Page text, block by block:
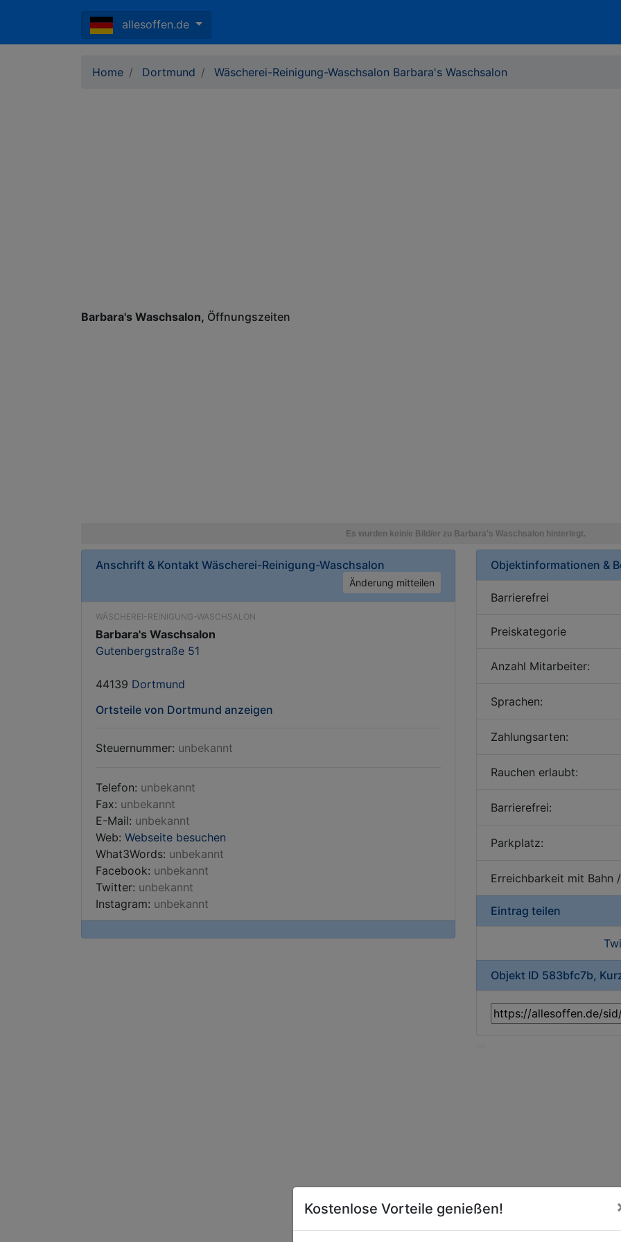
allesoffen.de
Home Dortmund Wäscherei-Reinigung-Waschsalon Barbara's Waschsalon
Barbara's Waschsalon Öffnungszeiten
Anschrift & Kontakt Wäscherei-Reinigung-Waschsalon
Änderung mitteilen
WÄSCHEREI-REINIGUNG-WASCHSALON
Barbara's Waschsalon
Gutenbergstraße 51
44139 Dortmund
Ortsteile von Dortmund anzeigen
Steuernummer: unbekannt
Telefon: unbekannt
Fax: unbekannt
E-Mail: unbekannt
Web: Webseite besuchen
What3Words: unbekannt
Facebook: unbekannt
Twitter: unbekannt
Instagram: unbekannt
Objektinformationen &
Barrierefrei
Preiskategorie
Anzahl Mitarbeiter:
Sprachen:
Zahlungsarten:
Rauchen erlaubt:
Barrierefrei:
Parkplatz:
Erreichbarkeit mit Bahn
Eintrag teilen
Objekt ID 583bfc7b,
Kostenlose Vorteile genießen!